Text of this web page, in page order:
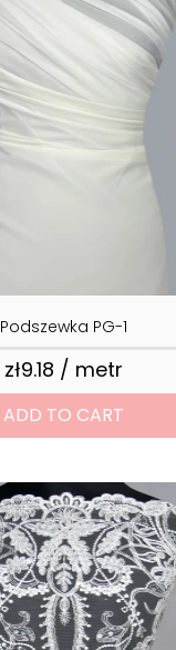
Podszewka PG-1
zł9.18 / metr
ADD TO CART